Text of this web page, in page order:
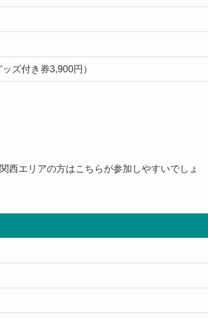
ズ付き券3,900円）
西エリアの方はこちらが参加しやすいでしょ